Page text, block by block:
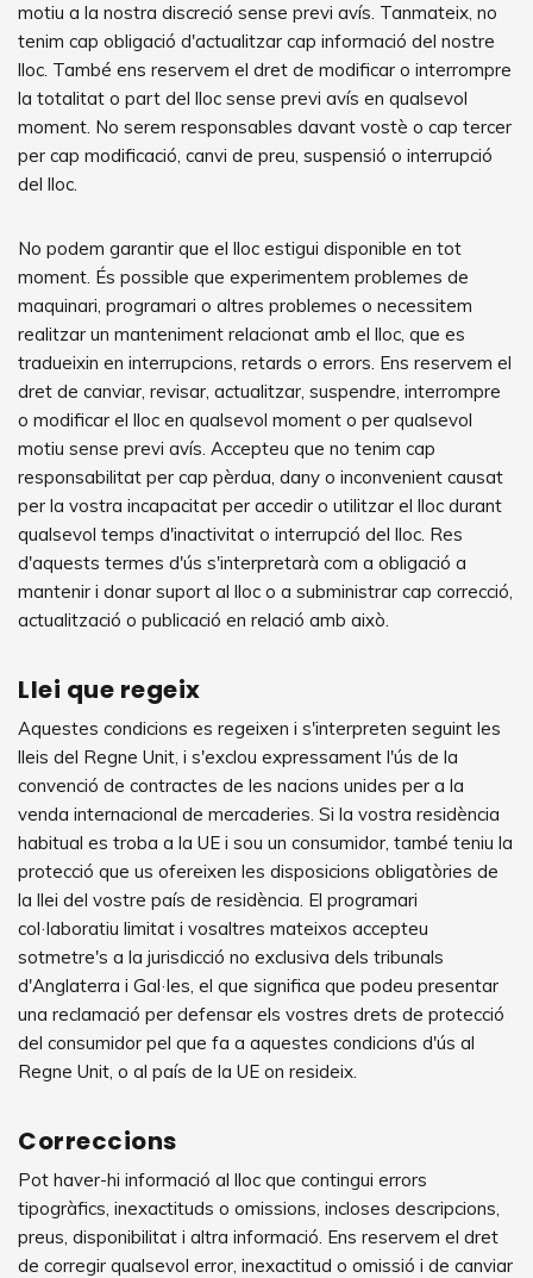
motiu a la nostra discreció sense previ avís. Tanmateix, no
tenim cap obligació d'actualitzar cap informació del nostre
lloc. També ens reservem el dret de modificar o interrompre
la totalitat o part del lloc sense previ avís en qualsevol
moment. No serem responsables davant vostè o cap tercer
per cap modificació, canvi de preu, suspensió o interrupció
del lloc.
No podem garantir que el lloc estigui disponible en tot
moment. És possible que experimentem problemes de
maquinari, programari o altres problemes o necessitem
realitzar un manteniment relacionat amb el lloc, que es
tradueixin en interrupcions, retards o errors. Ens reservem el
dret de canviar, revisar, actualitzar, suspendre, interrompre
o modificar el lloc en qualsevol moment o per qualsevol
motiu sense previ avís. Accepteu que no tenim cap
responsabilitat per cap pèrdua, dany o inconvenient causat
per la vostra incapacitat per accedir o utilitzar el lloc durant
qualsevol temps d'inactivitat o interrupció del lloc. Res
d'aquests termes d'ús s'interpretarà com a obligació a
mantenir i donar suport al lloc o a subministrar cap correcció,
actualització o publicació en relació amb això.
Llei que regeix
Aquestes condicions es regeixen i s'interpreten seguint les
lleis del Regne Unit, i s'exclou expressament l'ús de la
convenció de contractes de les nacions unides per a la
venda internacional de mercaderies. Si la vostra residència
habitual es troba a la UE i sou un consumidor, també teniu la
protecció que us ofereixen les disposicions obligatòries de
la llei del vostre país de residència. El programari
col·laboratiu limitat i vosaltres mateixos accepteu
sotmetre's a la jurisdicció no exclusiva dels tribunals
d'Anglaterra i Gal·les, el que significa que podeu presentar
una reclamació per defensar els vostres drets de protecció
del consumidor pel que fa a aquestes condicions d'ús al
Regne Unit, o al país de la UE on resideix.
Correccions
Pot haver-hi informació al lloc que contingui errors
tipogràfics, inexactituds o omissions, incloses descripcions,
preus, disponibilitat i altra informació. Ens reservem el dret
de corregir qualsevol error, inexactitud o omissió i de canviar